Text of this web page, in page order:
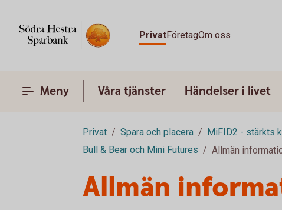
PrivatFöretagOm oss
Meny Våra tjänster Händelser i livet
Privat Spara och placera MiFID2 - stärkts
Bull & Bear och Mini Futures
Allmän
Allmän